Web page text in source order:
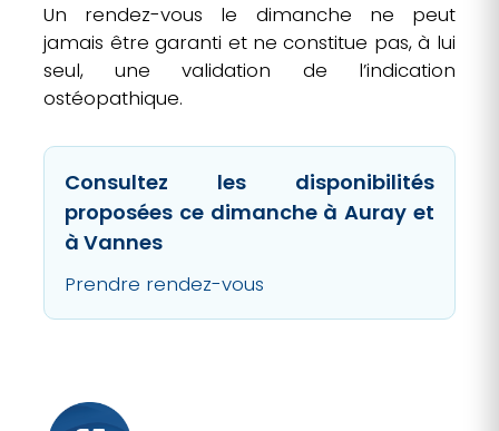
Un rendez-vous le dimanche ne peut
jamais être garanti et ne constitue pas, à lui
seul, une validation de l’indication
ostéopathique.
Consultez les disponibilités
proposées ce dimanche à Auray et
à Vannes
Prendre rendez-vous